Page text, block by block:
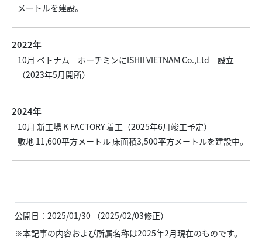
メートルを建設。
2022年
10月 ベトナム ホーチミンにISHII VIETNAM Co.,Ltd 設立
（2023年5月開所）
2024年
10月 新工場 K FACTORY 着工（2025年6月竣工予定）
敷地 11,600平方メートル 床面積3,500平方メートルを建設中。
公開日：2025/01/30 （2025/02/03修正）
※本記事の内容および所属名称は2025年2月現在のものです。